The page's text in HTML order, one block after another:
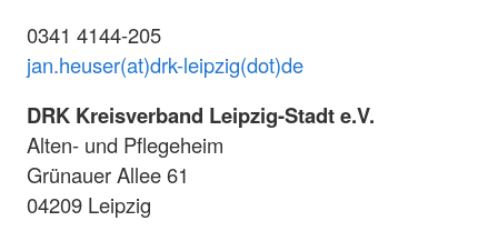
0341 4144-205
jan.heuser(at)drk-leipzig(dot)de
DRK Kreisverband Leipzig-Stadt e.V.
Alten- und Pflegeheim
Grünauer Allee 61
04209 Leipzig